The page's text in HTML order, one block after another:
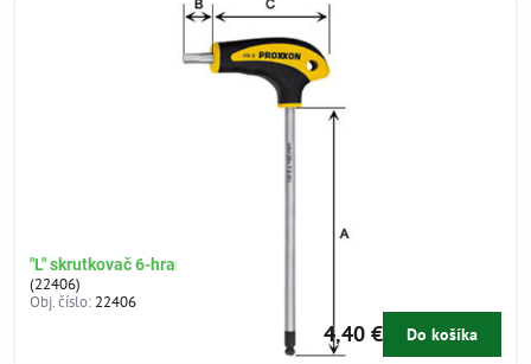
"L" skrutkovač 6-hran 3mm
(22406)
Obj. číslo: 22406
4,40 € Do košíka